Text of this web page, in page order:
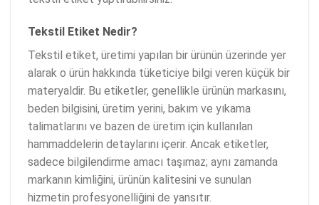
Tekstil Etiket Nedir?
Tekstil etiket, üretimi yapılan bir ürünün üzerinde yer
alarak o ürün hakkında tüketiciye bilgi veren küçük bir
materyaldir. Bu etiketler, genellikle ürünün markasını,
beden bilgisini, üretim yerini, bakım ve yıkama
talimatlarını ve bazen de üretim için kullanılan
hammaddelerin detaylarını içerir. Ancak etiketler,
sadece bilgilendirme amacı taşımaz; aynı zamanda
markanın kimliğini, ürünün kalitesini ve sunulan
hizmetin profesyonelliğini de yansıtır.